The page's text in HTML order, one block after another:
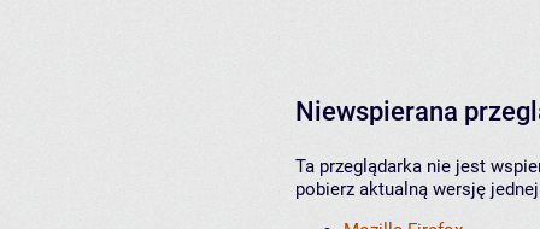
Niewspierana
Ta przeglądarka nie jest
pobierz aktualną wersję